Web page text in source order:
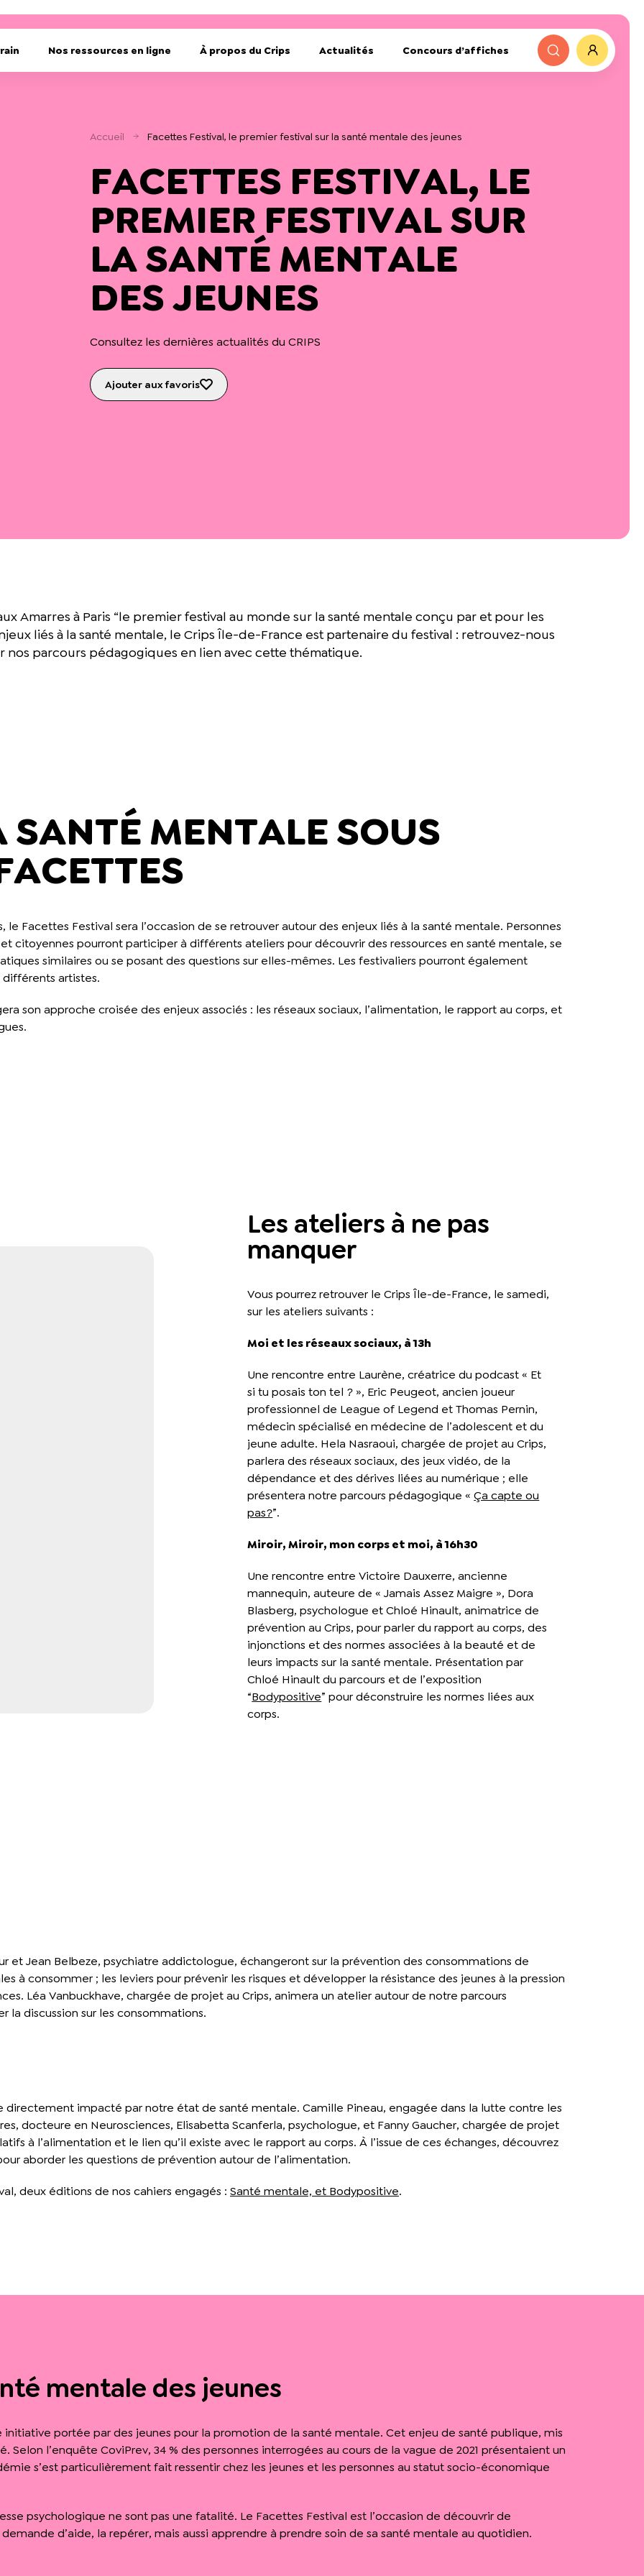
Nos ressources en ligne À propos du Crips Actualités Concours d’affiches
Accueil Facettes Festival, le premier festival sur la santé mentale des jeunes
FACETTES FESTIVAL, LE
PREMIER FESTIVAL SUR
LA SANTÉ MENTALE
DES JEUNES
Consultez les dernières actualités du CRIPS
Ajouter aux favoris
Amarres à Paris “le premier festival au monde sur la santé mentale conçu par et pour les
liés à la santé mentale, le Crips Île-de-France est partenaire du festival : retrouvez-nous
parcours pédagogiques en lien avec cette thématique.
SANTÉ MENTALE SOUS
le Facettes Festival sera l’occasion de se retrouver autour des enjeux liés à la santé mentale. Personnes
citoyennes pourront participer à différents ateliers pour découvrir des ressources en santé mentale, se
similaires ou se posant des questions sur elles-mêmes. Les festivaliers pourront également
artistes.
son approche croisée des enjeux associés : les réseaux sociaux, l’alimentation, le rapport au corps, et
Les ateliers à ne pas
manquer
Vous pourrez retrouver le Crips Île-de-France, le samedi,
sur les ateliers suivants :
Moi et les réseaux sociaux, à 13h
Une rencontre entre Laurène, créatrice du podcast « Et
si tu posais ton tel ? », Eric Peugeot, ancien joueur
professionnel de League of Legend et Thomas Pernin,
médecin spécialisé en médecine de l’adolescent et du
jeune adulte. Hela Nasraoui, chargée de projet au Crips,
parlera des réseaux sociaux, des jeux vidéo, de la
dépendance et des dérives liées au numérique ; elle
présentera notre parcours pédagogique «Ça capte ou
pas?”.
Miroir, Miroir, mon corps et moi, à 16h30
Une rencontre entre Victoire Dauxerre, ancienne
mannequin, auteure de « Jamais Assez Maigre », Dora
Blasberg, psychologue et Chloé Hinault, animatrice de
prévention au Crips, pour parler du rapport au corps, des
injonctions et des normes associées à la beauté et de
leurs impacts sur la santé mentale. Présentation par
Chloé Hinault du parcours et de l’exposition
“Bodypositive” pour déconstruire les normes liées aux
corps.
et Jean Belbeze, psychiatre addictologue, échangeront sur la prévention des consommations de
à consommer ; les leviers pour prévenir les risques et développer la résistance des jeunes à la pression
Léa Vanbuckhave, chargée de projet au Crips, animera un atelier autour de notre parcours
la discussion sur les consommations.
directement impacté par notre état de santé mentale. Camille Pineau, engagée dans la lutte contre les
docteure en Neurosciences, Elisabetta Scanferla, psychologue, et Fanny Gaucher, chargée de projet
à l’alimentation et le lien qu’il existe avec le rapport au corps. À l’issue de ces échanges, découvrez
aborder les questions de prévention autour de l’alimentation.
deux éditions de nos cahiers engagés : Santé mentale, et Bodypositive.
mentale des jeunes
portée par des jeunes pour la promotion de la santé mentale. Cet enjeu de santé publique, mis
Selon l’enquête CoviPrev, 34 % des personnes interrogées au cours de la vague de 2021 présentaient un
s’est particulièrement fait ressentir chez les jeunes et les personnes au statut socio-économique
psychologique ne sont pas une fatalité. Le Facettes Festival est l’occasion de découvrir de
d’aide, la repérer, mais aussi apprendre à prendre soin de sa santé mentale au quotidien.